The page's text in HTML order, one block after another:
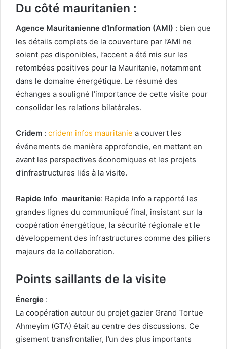
Du côté mauritanien :
Agence Mauritanienne d’Information (AMI) : bien que
les détails complets de la couverture par l’AMI ne
soient pas disponibles, l’accent a été mis sur les
retombées positives pour la Mauritanie, notamment
dans le domaine énergétique. Le résumé des
échanges a souligné l’importance de cette visite pour
consolider les relations bilatérales.
Cridem : cridem infos mauritanie a couvert les
événements de manière approfondie, en mettant en
avant les perspectives économiques et les projets
d’infrastructures liés à la visite.
Rapide Info mauritanie: Rapide Info a rapporté les
grandes lignes du communiqué final, insistant sur la
coopération énergétique, la sécurité régionale et le
développement des infrastructures comme des piliers
majeurs de la collaboration.
Points saillants de la visite
Énergie :
La coopération autour du projet gazier Grand Tortue
Ahmeyim (GTA) était au centre des discussions. Ce
gisement transfrontalier, l’un des plus importants